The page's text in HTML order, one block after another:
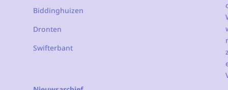
Biddinghuizen
Dronten
Swifterbant